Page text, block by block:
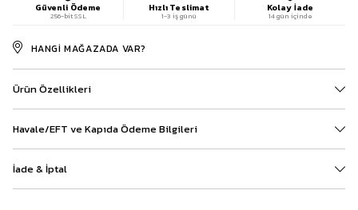
Güvenli Ödeme
256-bit SSL
Hızlı Teslimat
1-3 iş günü
Kolay İade
14 gün içinde
HANGI MAĞAZADA VAR?
Ürün Özellikleri
Havale/EFT ve Kapıda Ödeme Bilgileri
İade & İptal